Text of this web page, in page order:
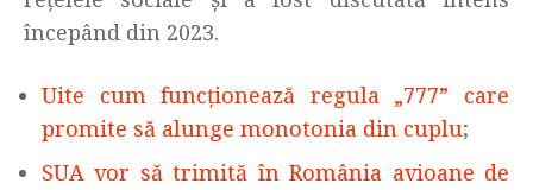
începând din 2023.
Uite cum funcționează regula „777” care
promite să alunge monotonia din cuplu;
SUA vor să trimită în România avioane de